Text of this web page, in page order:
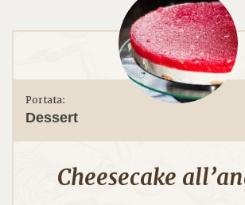
Portata:
Dessert
Cheesecake